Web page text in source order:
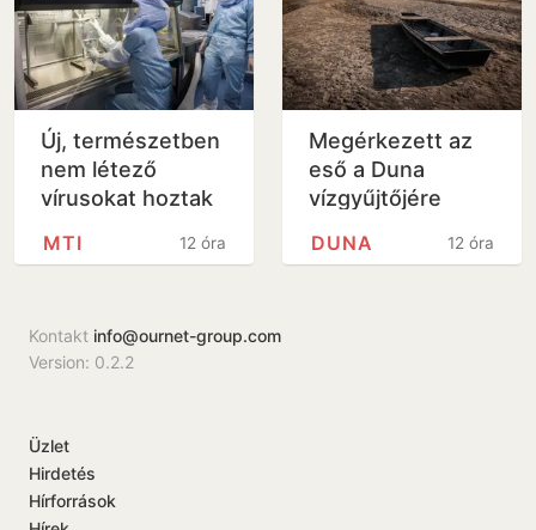
Új, természetben
nem létező
vírusokat hoztak
mesterséges
12 óra
MTI
Megérkezett az
eső a Duna
vízgyűjtőjére
12 óra
DUNA
Kontakt info@ournet-group.com
Version: 0.2.2
Üzlet
Hirdetés
Hírforrások